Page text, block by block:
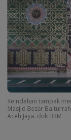
Keindahan tampak
Masjid Besar
Aceh Jaya. dok BKM